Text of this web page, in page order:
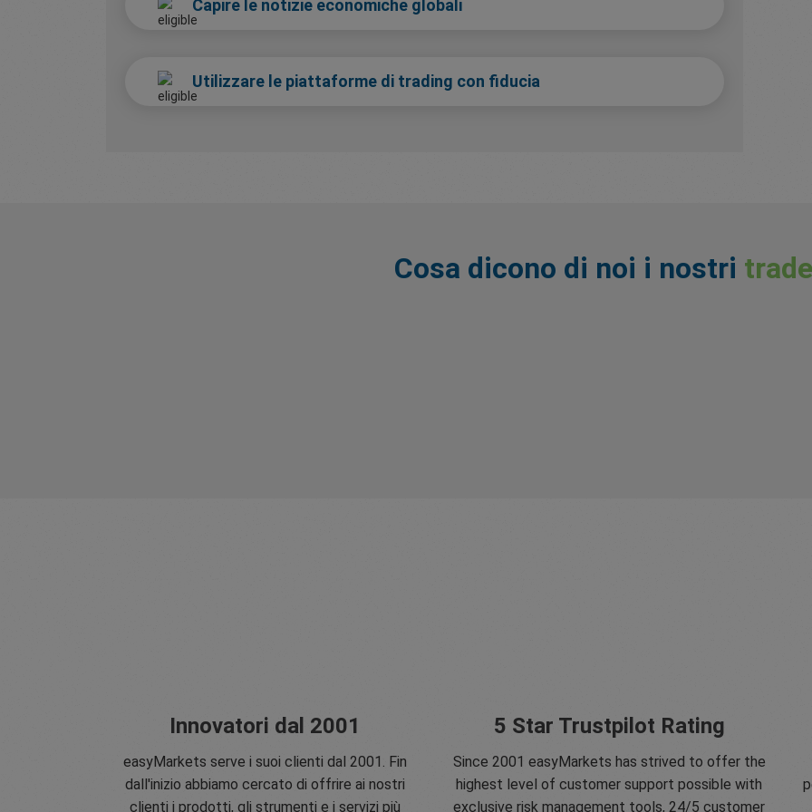
Capire le notizie economiche globali
Utilizzare le piattaforme di trading con fiducia
Cosa dicono di noi i nostri
Innovatori dal 2001
easyMarkets serve i suoi clienti dal 2001. Fin
dall'inizio abbiamo cercato di offrire ai nostri
clienti i prodotti, gli strumenti e i servizi più
5 Star Trustpilot Rating
Since 2001 easyMarkets has strived to offer the
highest level of customer support possible with
exclusive risk management tools, 24/5 customer